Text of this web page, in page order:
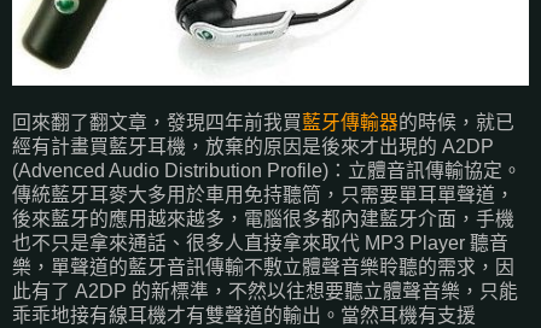
回來翻了翻文章，發現四年前我買藍牙傳輸器的時候，就已
經有計畫買藍牙耳機，放棄的原因是後來才出現的 A2DP
(Advenced Audio Distribution Profile)：立體音訊傳輸協定。
傳統藍牙耳麥大多用於車用免持聽筒，只需要單耳單聲道，
後來藍牙的應用越來越多，電腦很多都內建藍牙介面，手機
也不只是拿來通話、很多人直接拿來取代 MP3 Player 聽音
樂，單聲道的藍牙音訊傳輸不敷立體聲音樂聆聽的需求，因
此有了 A2DP 的新標準，不然以往想要聽立體聲音樂，只能
乖乖地接有線耳機才有雙聲道的輸出。當然耳機有支援